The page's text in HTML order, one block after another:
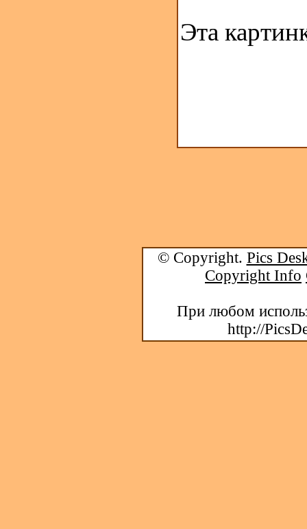
Эта
© Copyright. Pics
Copyright Info
При любом
http://